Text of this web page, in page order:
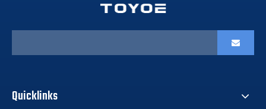
Quicklinks